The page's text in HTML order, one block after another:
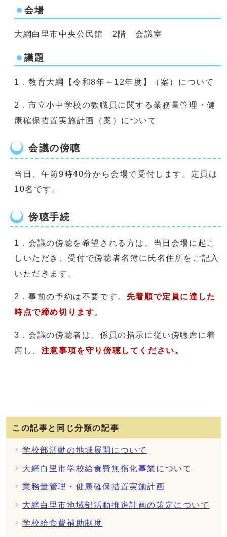
会場
大網白里市中央公民館 2階 会議室
議題
1．教育大綱【令和8年～12年度】（案）について
2．市立小中学校の教職員に関する業務量管理・健
康確保措置実施計画（案）について
会議の傍聴
当日、午前9時40分から会場で受付します。定員は
10名です。
傍聴手続
1．会議の傍聴を希望される方は、当日会場に起こ
しいただき、受付で傍聴者名簿に氏名住所をご記入
いただきます。
2．事前の予約は不要です。 先着順で定員に達した
時点で締め切ります。
3．会議の傍聴者は、係員の指示に従い傍聴席に着
席し、 注意事項を守り傍聴してください。
この記事と同じ分類の記事
学校部活動の地域展開について
大網白里市学校給食費無償化事業について
業務量管理・健康確保措置実施計画
大網白里市地域部活動推進計画の策定について
学校給食費補助制度